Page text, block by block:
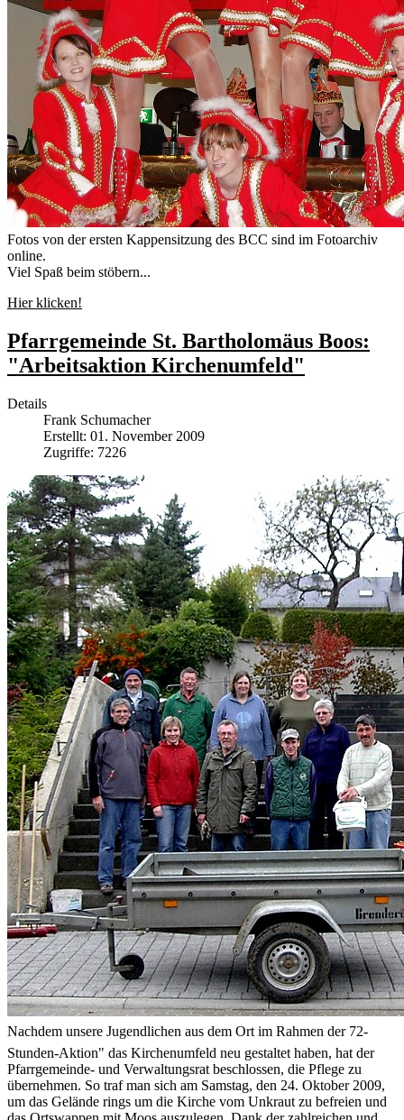
Fotos von der ersten Kappensitzung des BCC sind im Fotoarchiv
online.
Viel Spaß beim stöbern...
Hier klicken!
Pfarrgemeinde St. Bartholomäus Boos:
"Arbeitsaktion Kirchenumfeld"
Details
Frank Schumacher
Erstellt: 01. November 2009
Zugriffe: 7226
Nachdem unsere Jugendlichen aus dem Ort im Rahmen der 72-
Stunden-Aktion" das Kirchenumfeld neu gestaltet haben, hat der
Pfarrgemeinde- und Verwaltungsrat beschlossen, die Pflege zu
übernehmen. So traf man sich am Samstag, den 24. Oktober 2009,
um das Gelände rings um die Kirche vom Unkraut zu befreien und